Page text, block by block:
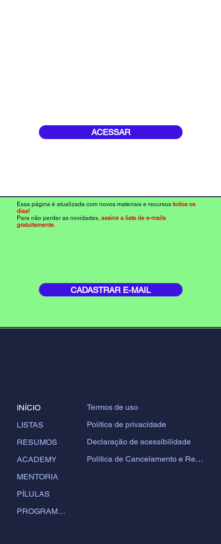
ACESSAR
Essa página é atualizada com novos materiais e recursos todos os
dias!
Para não perder as novidades, assine a lista de e-mails
gratuitamente.
CADASTRAR E-MAIL
INÍCIO
LISTAS
RESUMOS
ACADEMY
MENTORIA
PÍLULAS
PROGRAMAS DE ESTUDOS
Termos de uso
Política de privacidade
Declaração de acessibilidade
Política de Cancelamento e Reembolso